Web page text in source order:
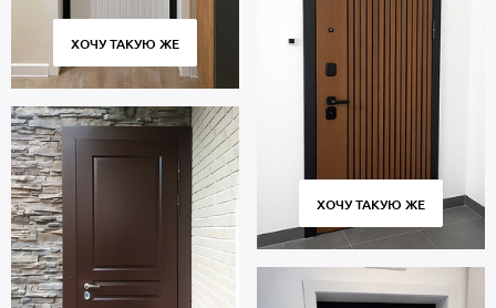
ХОЧУ ТАКУЮ ЖЕ
ХОЧУ ТАКУЮ ЖЕ